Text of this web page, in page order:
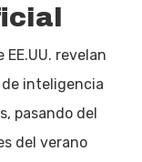
revelan
inteligencia
pasando del
del verano